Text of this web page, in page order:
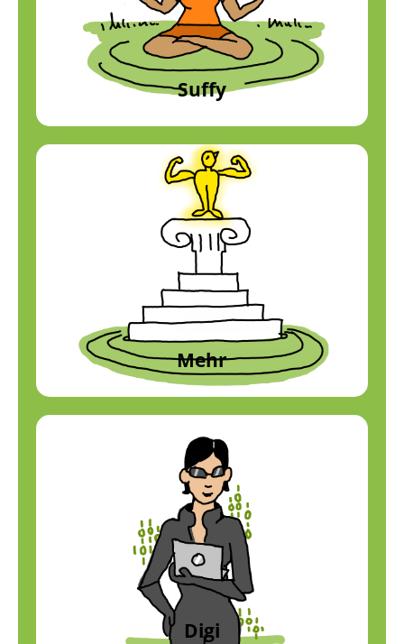
Suffy
Profil anzeigen
Mehr
Mehr
Wachstum
Profil anzeigen
Digi
Digi
Digitalisierung
Profil anzeigen